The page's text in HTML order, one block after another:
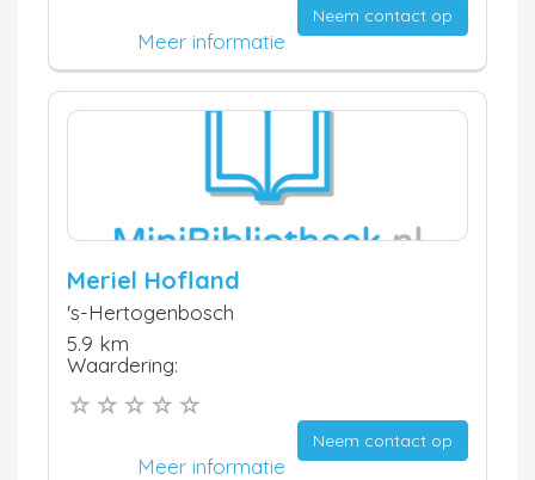
Neem contact op
Meer informatie
Meriel Hofland
's-Hertogenbosch
5.9 km
Waardering:
Neem contact op
Meer informatie